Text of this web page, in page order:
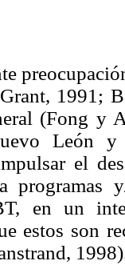
1991;
(Fong y
León
el
en un
estos son